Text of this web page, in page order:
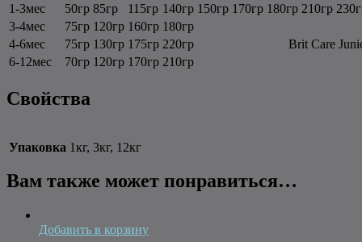
1-3мес 50гр 85гр 115гр 140гр 150гр 170гр 180гр 210гр
3-4мес
75гр 120гр 160гр 180гр
Brit Care
4-6мес 75гр 130гр 175гр 220гр
6-12мес
70гр 120гр 170гр 210гр
Свойства
Упаковка 1кг, 3кг, 12кг
Вам также может понравиться…
Добавить в корзину